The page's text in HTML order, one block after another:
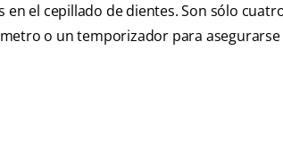
el cepillado de dientes. Son sólo
o un temporizador para